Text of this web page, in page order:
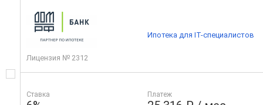
Лицензия № 2312
Ставка Платеж
Ипотека для IT-специалистов